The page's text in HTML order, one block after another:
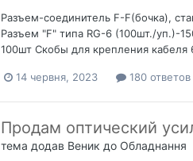
Разъем-соединитель F-F(бочка),
Разъем "F" типа RG-6 (100шт./уп.)-
100шт Скобы для крепления
14 червня, 2023 180 ответов
Продам оптический
тема додав Веник до Обладнання